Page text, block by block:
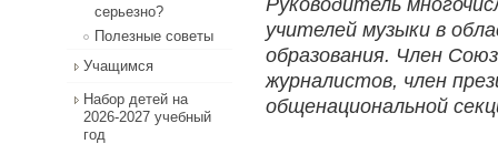
серьезно?
Полезные советы
Учащимся
Набор детей на
2026-2027 учебный
год
учителей музыки в
образования. Член
журналистов, член
общенациональной